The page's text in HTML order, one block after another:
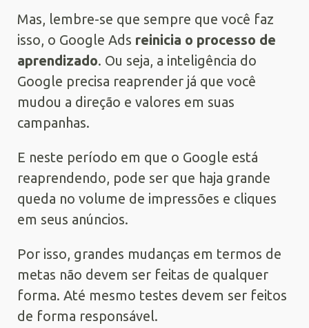
Mas, lembre-se que sempre que você faz
isso, o Google Ads reinicia o processo de
aprendizado. Ou seja, a inteligência do
Google precisa reaprender já que você
mudou a direção e valores em suas
campanhas.
E neste período em que o Google está
reaprendendo, pode ser que haja grande
queda no volume de impressões e cliques
em seus anúncios.
Por isso, grandes mudanças em termos de
metas não devem ser feitas de qualquer
forma. Até mesmo testes devem ser feitos
de forma responsável.